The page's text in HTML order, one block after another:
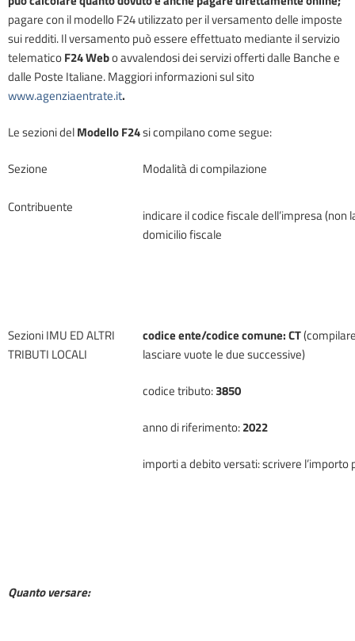
pagare con il modello F24 utilizzato per il versamento delle imposte
sui redditi. Il versamento può essere effettuato mediante il servizio
telematicoF24 Webo avvalendosi dei servizi offerti dalle Banche e
dalle Poste Italiane. Maggiori informazioni sul sito
www.agenziaentrate.it.
Le sezioni delModello F24si compilano come segue:
Sezione
Modalità di compilazione
Contribuente
indicare il codice fiscale dell’impresa
domicilio fiscale
Sezioni IMU ED ALTRI
TRIBUTI LOCALI
codice ente/codice comune: CT
lasciare vuote le due successive)
codice tributo:3850
anno di riferimento:2022
importi a debito versati: scrivere l’importo
Quanto versare: